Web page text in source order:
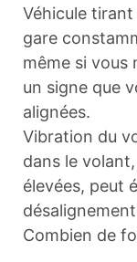
Véhicule tirant
gare
même si vous
un signe que
alignées.
Vibration du
dans le
élevées, peut
Combien de